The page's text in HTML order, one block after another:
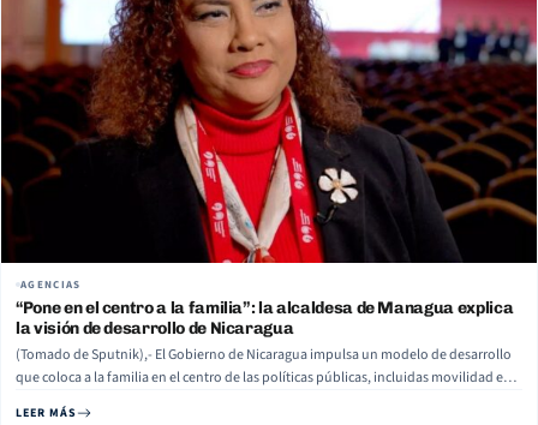
AGENCIAS
“Pone en el centro a la familia”: la alcaldesa de Managua explica
la visión de desarrollo de Nicaragua
(Tomado de Sputnik),- El Gobierno de Nicaragua impulsa un modelo de desarrollo
que coloca a la familia en el centro de las políticas públicas, incluidas movilidad e
LEER MÁS